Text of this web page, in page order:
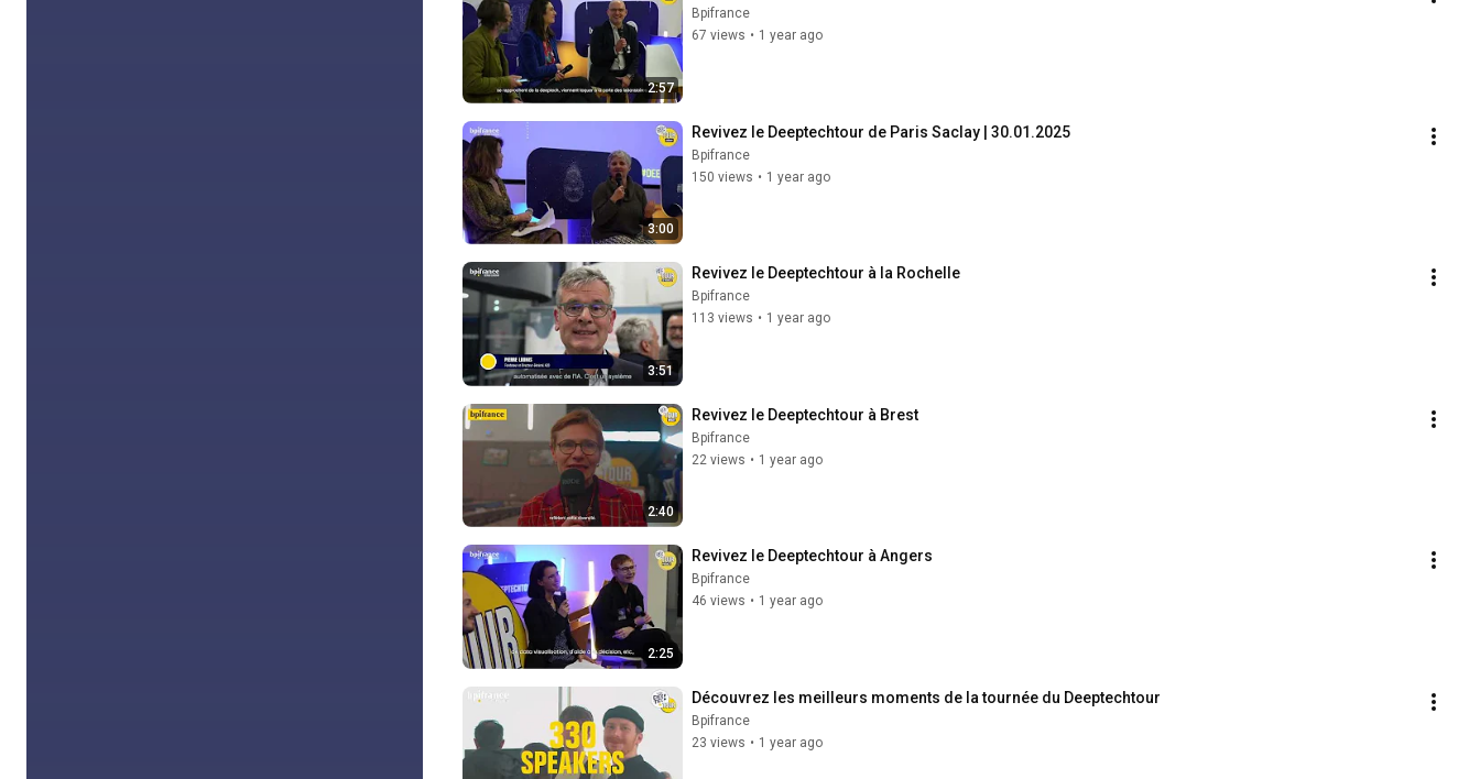
2:57
Bpifrance
67 views • 1 year ago
3:00
Revivez le Deeptechtour de Paris Saclay | 30.01.2025
Bpifrance
150 views • 1 year ago
3:51
Revivez le Deeptechtour à la Rochelle
Bpifrance
113 views • 1 year ago
2:40
Revivez le Deeptechtour à Brest
Bpifrance
22 views • 1 year ago
2:25
Revivez le Deeptechtour à Angers
Bpifrance
46 views • 1 year ago
Découvrez les meilleurs moments de la tournée du Deeptechtour
Bpifrance
23 views • 1 year ago